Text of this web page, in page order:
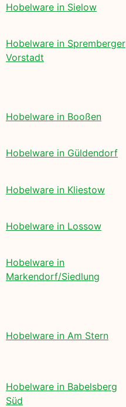
Hobelware in Sielow
Hobelware in Spremberger
Vorstadt
Hobelware in Booßen
Hobelware in Güldendorf
Hobelware in Kliestow
Hobelware in Lossow
Hobelware in
Markendorf/Siedlung
Hobelware in Am Stern
Hobelware in Babelsberg
Süd